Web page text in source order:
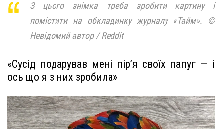
З цього знімка треба зробити картину і
помістити на обкладинку журналу «Тайм». ©
Невідомий автор / Reddit
«Сусід подарував мені пір’я своїх папуг — і
ось що я з них зробила»